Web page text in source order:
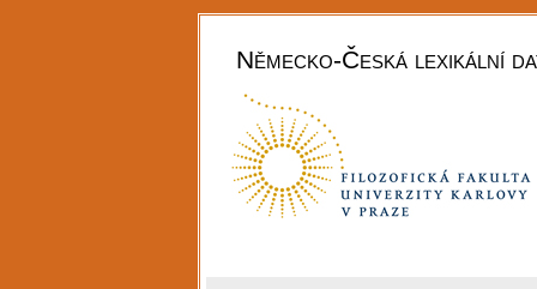
Německo-Česká lexikální